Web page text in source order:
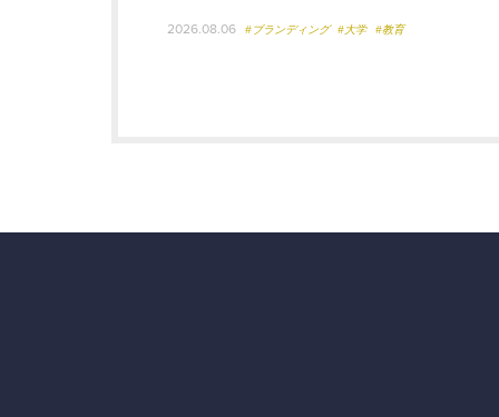
2026.08.06 #ブランディング #大学 #教育